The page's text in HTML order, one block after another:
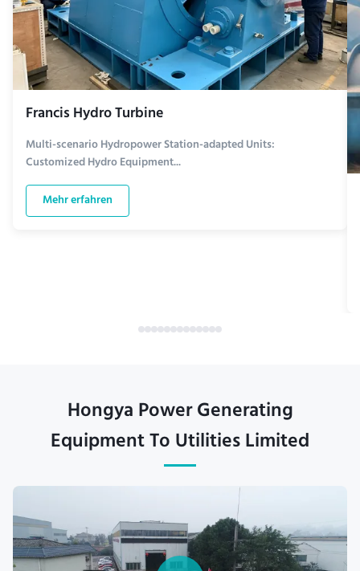
Francis Hydro Turbine
Multi-scenario Hydropower Station-adapted Units:
Customized Hydro Equipment...
Mehr erfahren
Hongya Power Generating
Equipment To Utilities Limited